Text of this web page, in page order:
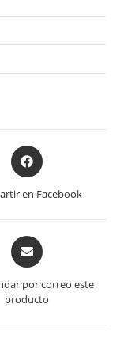
en Facebook
por correo este
producto